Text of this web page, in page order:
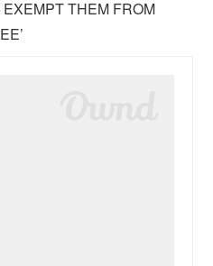
THEM FROM